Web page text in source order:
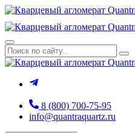
8 (800) 700-75-95
info@quantraquartz.ru